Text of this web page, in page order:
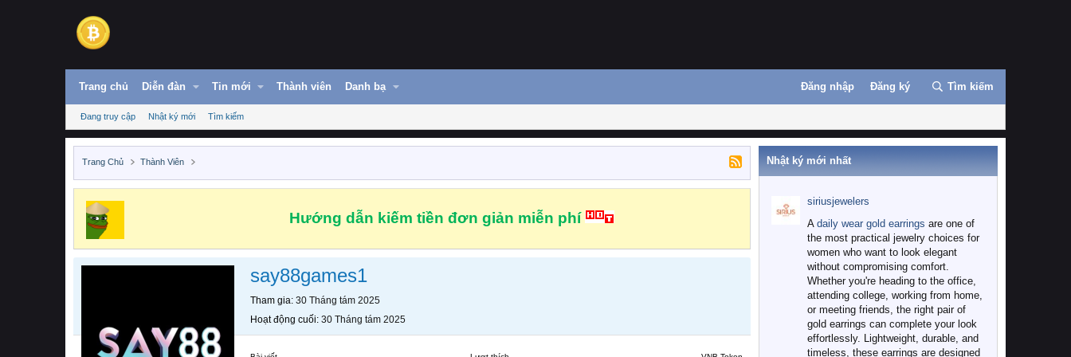
Trang chủ Diễn đàn Tin mới Thành viên Danh bạ Đăng nhập Đăng ký Tìm kiếm
Đang truy cập Nhật ký mới Tìm kiếm
Trang Chủ Thành Viên
Hướng dẫn kiếm tiền đơn giản miễn phí
say88games1
Tham gia 30 Tháng tám 2025
Hoạt động cuối 30 Tháng tám 2025
Nhật ký mới nhất
siriusjewelers
A daily wear gold earrings are one of
the most practical jewelry choices for
women who want to look elegant
without compromising comfort.
Whether you're heading to the office,
attending college, working from home,
or meeting friends, the right pair of
gold earrings can complete your look
effortlessly. Lightweight, durable, and
timeless, these earrings are designed